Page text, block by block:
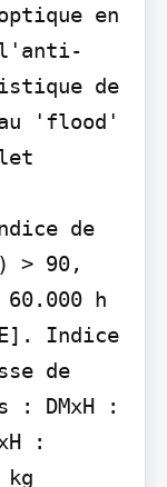
en
l'anti-
de
'flood'
de
> 90,
h
Indice
de
: DMxH :
:
kg